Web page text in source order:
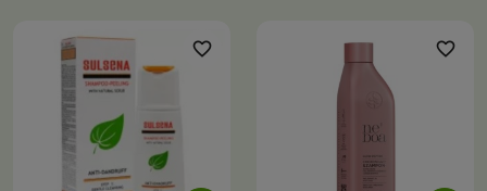
dyskomfortu
zdrowy wygląd włosów
favorite_border favorite_border